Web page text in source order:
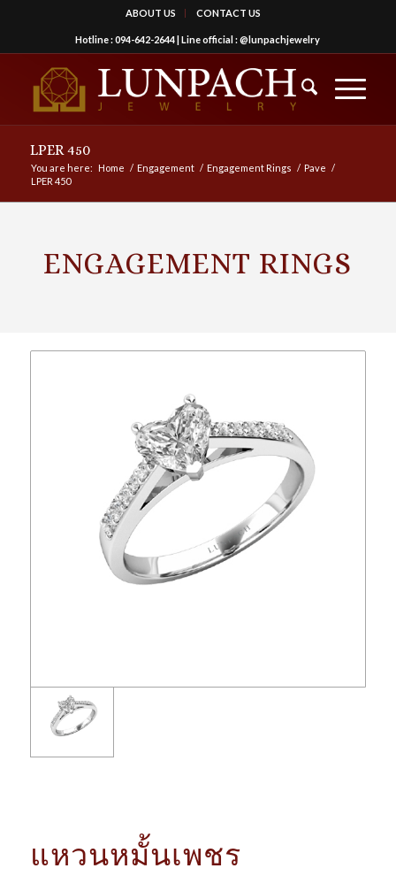
ABOUT US CONTACT US
Hotline :094-642-2644| Line official :@lunpachjewelry
LPER 450
You are here: Home / Engagement / Engagement Rings / Pave /
LPER 450
ENGAGEMENT RINGS
แหวนหมั้นเพชร